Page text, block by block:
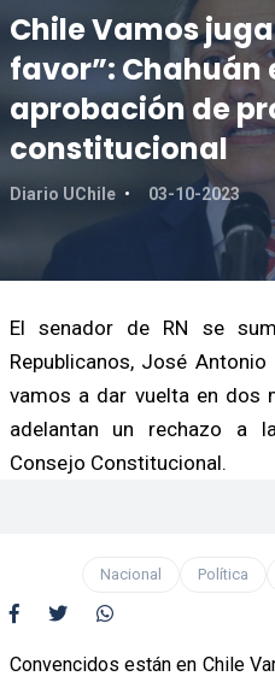
Chile Vamos
favor”: Chahuán
aprobación de
constitucional
Diario UChile 03-10-2023
El senador de RN se
Republicanos, José
vamos a dar vuelta en dos
adelantan un rechazo a
Consejo Constitucional.
Nacional Política
Convencidos están en Chile